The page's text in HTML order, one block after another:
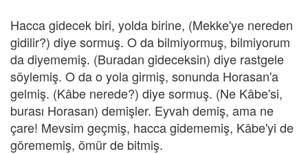
Hacca gidecek biri, yolda birine, (Mekke'ye nereden
gidilir?) diye sormuş. O da bilmiyormuş, bilmiyorum
da diyememiş. (Buradan gideceksin) diye rastgele
söylemiş. O da o yola girmiş, sonunda Horasan'a
gelmiş. (Kâbe nerede?) diye sormuş. (Ne Kâbe'si,
burası Horasan) demişler. Eyvah demiş, ama ne
çare! Mevsim geçmiş, hacca gidememiş, Kâbe'yi de
görememiş, ömür de bitmiş.